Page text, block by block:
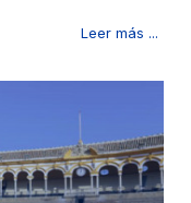
Leer más ...